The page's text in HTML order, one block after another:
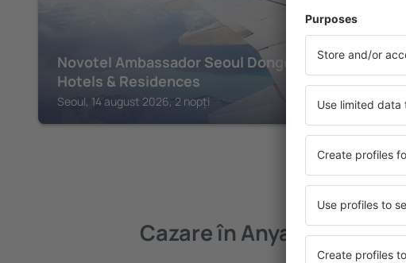
Novotel Ambassador Seoul Dongdaemun
Hotels & Residences
Seoul, 14 august 2026, 2 nopți
Cazare în Anyang